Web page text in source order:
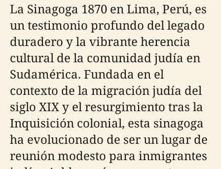
La Sinagoga 1870 en Lima, Perú, es
un testimonio profundo del legado
duradero y la vibrante herencia
cultural de la comunidad judía en
Sudamérica. Fundada en el
contexto de la migración judía del
siglo XIX y el resurgimiento tras la
Inquisición colonial, esta sinagoga
ha evolucionado de ser un lugar de
reunión modesto para inmigrantes